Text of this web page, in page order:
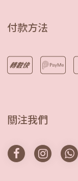
付款方法
關注我們